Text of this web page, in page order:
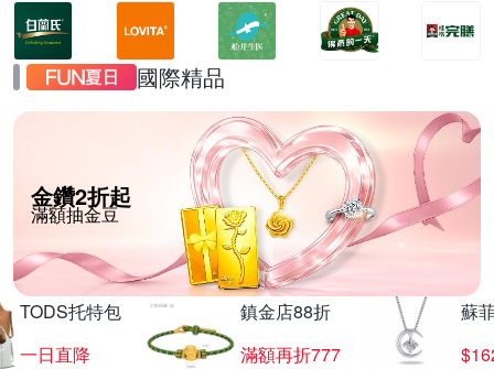
國際精品
金鑽2折起
滿額抽金豆
TODS托特包
一日直降
鎮金店88折
滿額再折777
蘇